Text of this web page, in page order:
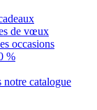
de vœux
occasions
%
notre catalogue